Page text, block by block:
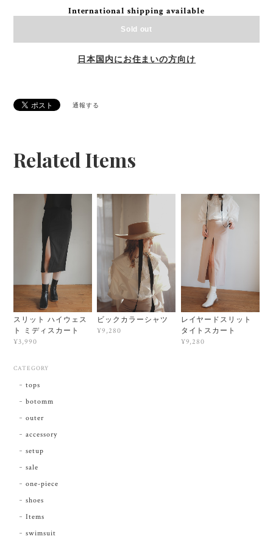
International shipping available
Sold out
日本国内にお住まいの方向け
通報する
Related Items
スリット ハイウェス
ト ミディスカート
¥3,990
ビックカラーシャツ
¥9,280
レイヤードスリット
タイトスカート
¥9,280
CATEGORY
tops
botomm
outer
accessory
setup
sale
one-piece
shoes
Items
swimsuit